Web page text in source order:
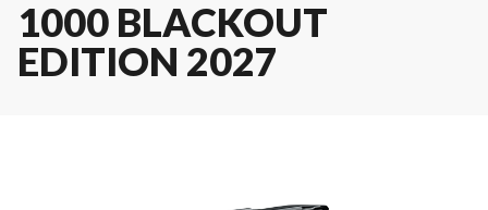
1000 BLACKOUT
EDITION 2027